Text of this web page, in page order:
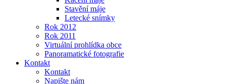
Stavění máje
Letecké snímky
Rok 2012
Rok 2011
Virtuální prohlídka obce
Panoramatické fotografie
Kontakt
Kontakt
Napište nám